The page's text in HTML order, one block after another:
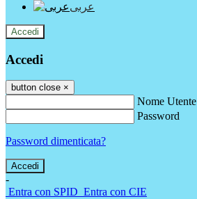
عربى
Accedi
Accedi
button close ×
Nome Utente
Password
Password dimenticata?
-
Entra con SPID Entra con CIE